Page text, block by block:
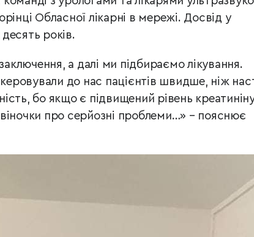
Обласної лікарні в мережі. Досвід у
років.
а далі ми підбираємо лікування.
до нас пацієнтів швидше, ніж
бо якщо є підвищений рівень
про серйозні проблеми…» – пояснює